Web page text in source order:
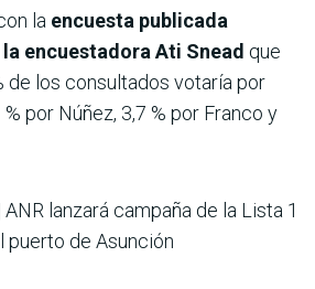
la encuesta publicada
encuestadora Ati Snead que
de los consultados votaría por
por Núñez, 3,7 % por Franco y
ANR lanzará campaña de la Lista 1
puerto de Asunción